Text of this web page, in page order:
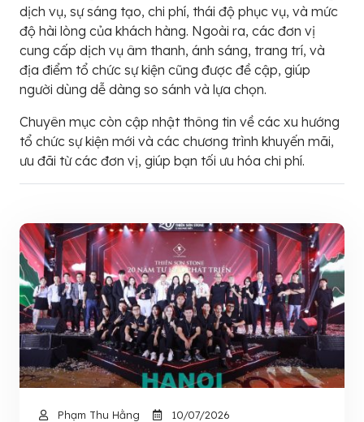
dịch vụ, sự sáng tạo, chi phí, thái độ phục vụ, và mức
độ hài lòng của khách hàng. Ngoài ra, các đơn vị
cung cấp dịch vụ âm thanh, ánh sáng, trang trí, và
địa điểm tổ chức sự kiện cũng được đề cập, giúp
người dùng dễ dàng so sánh và lựa chọn.
Chuyên mục còn cập nhật thông tin về các xu hướng
tổ chức sự kiện mới và các chương trình khuyến mãi,
ưu đãi từ các đơn vị, giúp bạn tối ưu hóa chi phí.
Phạm Thu Hằng 10/07/2026